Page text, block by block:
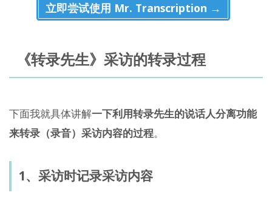
立即尝试使用 Mr. Transcription →
《转录先生》采访的转录过程
下面我就具体讲解一下利用转录先生的说话人分离功能
来转录（录音）采访内容的过程。
1、采访时记录采访内容